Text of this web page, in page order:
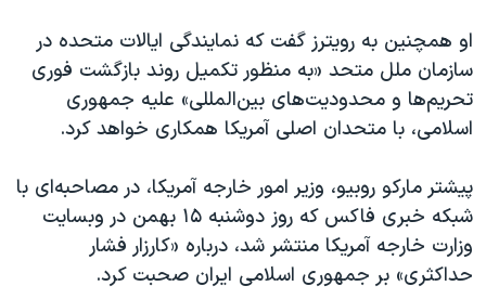
او همچنین به رویترز گفت که نمایندگی ایالات متحده در
سازمان ملل متحد «به منظور تکمیل روند بازگشت فوری
تحریم‌ها و محدودیت‌های بین‌المللی» علیه جمهوری
اسلامی، با متحدان اصلی آمریکا همکاری خواهد کرد.
پیشتر مارکو روبیو، وزیر امور خارجه آمریکا، در مصاحبه‌ای با
شبکه خبری فاکس که روز دوشنبه ۱۵ بهمن در وبسایت
وزارت خارجه آمریکا منتشر شد، درباره «کارزار فشار
حداکثری» بر جمهوری اسلامی ایران صحبت کرد.